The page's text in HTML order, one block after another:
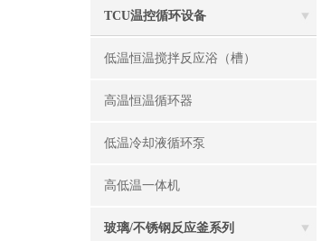
TCU温控循环设备
低温恒温搅拌反应浴（槽）
高温恒温循环器
低温冷却液循环泵
高低温一体机
玻璃/不锈钢反应釜系列